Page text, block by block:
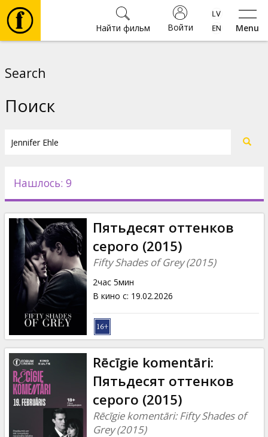
Menu
Войти
Найти фильм
Новости
Подарки
Кинозакуски
B2B
Клуб
Search
Поиск
Нашлось: 9
Пятьдесят оттенков
серого (2015)
Fifty Shades of Grey (2015)
2час 5мин
В кино с: 19.02.2026
Rēcīgie komentāri:
Пятьдесят оттенков
серого (2015)
Rēcīgie komentāri: Fifty Shades of
Grey (2015)